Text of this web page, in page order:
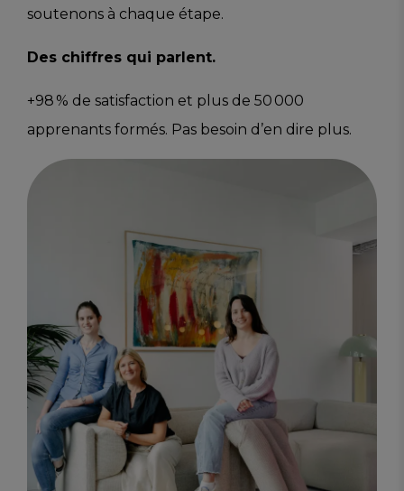
soutenons à chaque étape.
Des chiffres qui parlent.
+98 % de satisfaction et plus de 50 000
apprenants formés. Pas besoin d’en dire plus.